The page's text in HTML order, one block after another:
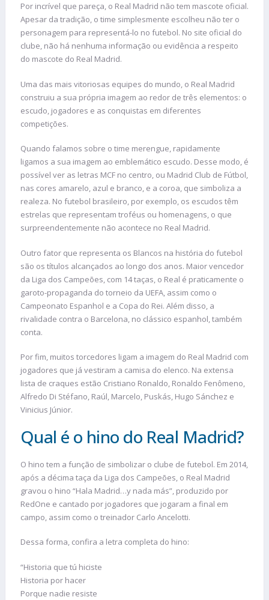
Por incrível que pareça, o Real Madrid não tem mascote oficial.
Apesar da tradição, o time simplesmente escolheu não ter o
personagem para representá-lo no futebol. No site oficial do
clube, não há nenhuma informação ou evidência a respeito
do mascote do Real Madrid.
Uma das mais vitoriosas equipes do mundo, o Real Madrid
construiu a sua própria imagem ao redor de três elementos: o
escudo, jogadores e as conquistas em diferentes
competições.
Quando falamos sobre o time merengue, rapidamente
ligamos a sua imagem ao emblemático escudo. Desse modo, é
possível ver as letras MCF no centro, ou Madrid Club de Fútbol,
nas cores amarelo, azul e branco, e a coroa, que simboliza a
realeza. No futebol brasileiro, por exemplo, os escudos têm
estrelas que representam troféus ou homenagens, o que
surpreendentemente não acontece no Real Madrid.
Outro fator que representa os Blancos na história do futebol
são os títulos alcançados ao longo dos anos. Maior vencedor
da Liga dos Campeões, com 14 taças, o Real é praticamente o
garoto-propaganda do torneio da UEFA, assim como o
Campeonato Espanhol e a Copa do Rei. Além disso, a
rivalidade contra o Barcelona, no clássico espanhol, também
conta.
Por fim, muitos torcedores ligam a imagem do Real Madrid com
jogadores que já vestiram a camisa do elenco. Na extensa
lista de craques estão Cristiano Ronaldo, Ronaldo Fenômeno,
Alfredo Di Stéfano, Raúl, Marcelo, Puskás, Hugo Sánchez e
Vinicius Júnior.
Qual é o hino do Real Madrid?
O hino tem a função de simbolizar o clube de futebol. Em 2014,
após a décima taça da Liga dos Campeões, o Real Madrid
gravou o hino “Hala Madrid…y nada más”, produzido por
RedOne e cantado por jogadores que jogaram a final em
campo, assim como o treinador Carlo Ancelotti.
Dessa forma, confira a letra completa do hino:
“Historia que tú hiciste
Historia por hacer
Porque nadie resiste